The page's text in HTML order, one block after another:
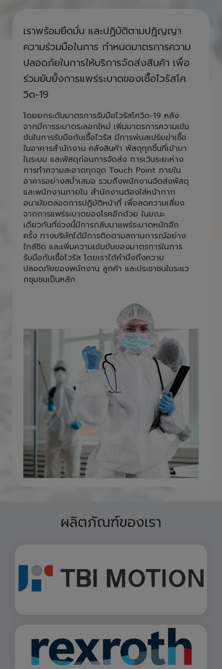
เราพร้อมยึดมั่น และปฏิบัติตามปฏิญญา
ความร่วมมือในการ กำหนดมาตรการความ
ปลอดภัยในการให้บริการจัดส่งสินค้า เพื่อ
ร่วมยับยั้งการแพร่ระบาดของเชื้อไวรัสโค
วิด-19
จากมีการระบาดระลอกใหม่ เพิ่มมาตรการความเข้ม
ข้นในการรับมือกับเชื้อไวรัส มีการพ่นสเปร์ยฆ่าเชื้อ
ในอาคารสำนักงาน คลังสินค้า พัสดุทุกชิ้นที่เข้ามา
ในระบบ และพัสดุก่อนการจัดส่ง การเว้นระยะห่าง
การทำความสะอาดทุกจุด Touch Point ภายใน
อาคารอย่างสม่ำเสมอ รวมถึงพนักงานจัดส่งพัสดุ
และพนักงานภายใน สำนักงานต้องใส่หน้ากาก
อนามัยตลอดการปฎิบัติหน้าที่ เพื่อลดความเสี่ยง
จากการแพร่ระบาดของโรคอีกด้วย ในขณะ
เดียวกันที่ช่วงนี้มีการกลับมาแพร่ระบาดหนักอีก
ครั้ง ทางบริษัทได้มีการติดตามสถานการณ์อย่าง
ใกล้ชิด และเพิ่มความเข้มข้นของมาตรการในการ
รับมือกับเชื้อไวรัส โดยเราได้คำนึงถึงความ
ปลอดภัยของพนักงาน ลูกค้า และประชาชนในระแว
กชุมชนเป็นหลัก
ผลิตภัณฑ์ของเรา